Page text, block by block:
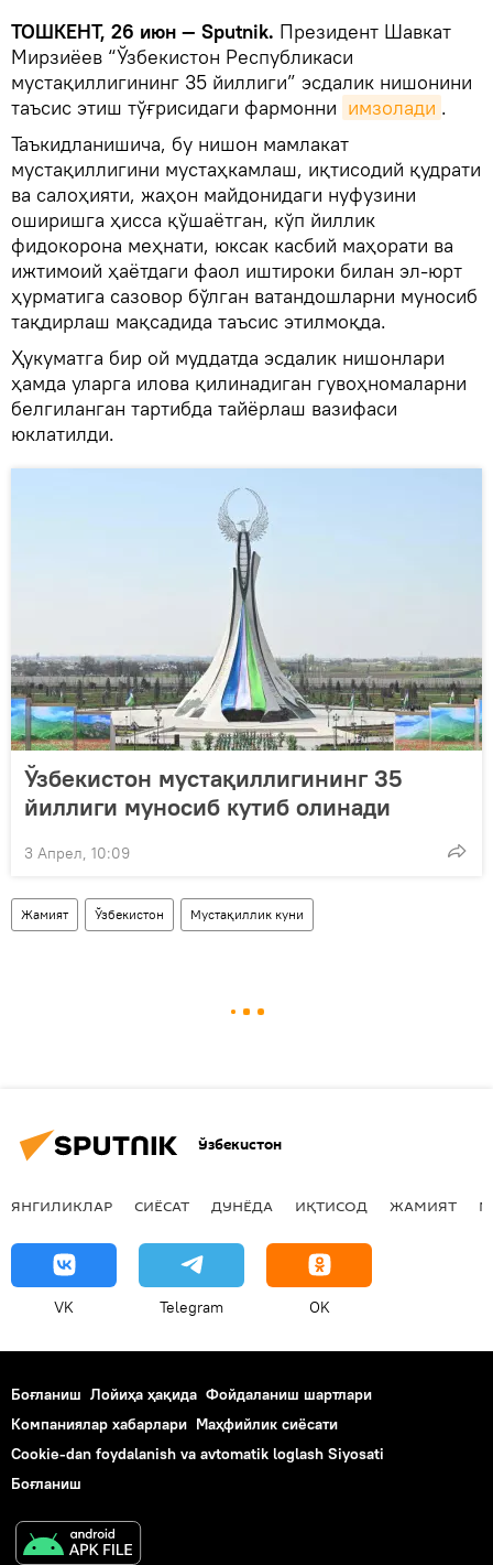
ТОШКЕНТ, 26 июн — Sputnik. Президент Шавкат
Мирзиёев “Ўзбекистон Республикаси
мустақиллигининг 35 йиллиги” эсдалик нишонини
таъсис этиш тўғрисидаги фармонни имзолади .
Таъкидланишича, бу нишон мамлакат
мустақиллигини мустаҳкамлаш, иқтисодий қудрати
ва салоҳияти, жаҳон майдонидаги нуфузини
оширишга ҳисса қўшаётган, кўп йиллик
фидокорона меҳнати, юксак касбий маҳорати ва
ижтимоий ҳаётдаги фаол иштироки билан эл-юрт
ҳурматига сазовор бўлган ватандошларни муносиб
тақдирлаш мақсадида таъсис этилмоқда.
Ҳукуматга бир ой муддатда эсдалик нишонлари
ҳамда уларга илова қилинадиган гувоҳномаларни
белгиланган тартибда тайёрлаш вазифаси
юклатилди.
Ўзбекистон мустақиллигининг 35
йиллиги муносиб кутиб олинади
3 Апрел, 10:09
Жамият Ўзбекистон Мустақиллик куни
Ўзбекистон
ЯНГИЛИКЛАР СИЁСАТ ДУНЁДА ИҚТИСОД ЖАМИЯТ
VK Telegram OK
Боғланиш Лойиҳа ҳақида Фойдаланиш шартлари
Компаниялар хабарлари Маҳфийлик сиёсати
Cookie-dan foydalanish va avtomatik loglash Siyosati
Боғланиш